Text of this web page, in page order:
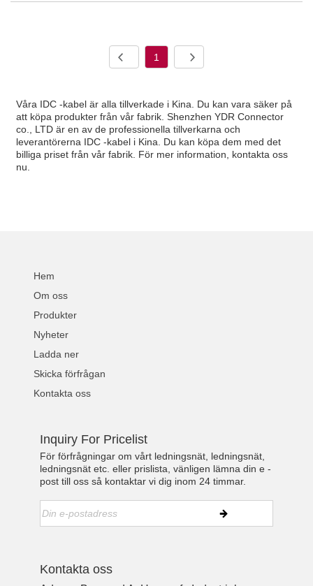
1
Våra IDC -kabel är alla tillverkade i Kina. Du kan vara säker på
att köpa produkter från vår fabrik. Shenzhen YDR Connector
co., LTD är en av de professionella tillverkarna och
leverantörerna IDC -kabel i Kina. Du kan köpa dem med det
billiga priset från vår fabrik. För mer information, kontakta oss
nu.
Hem
Om oss
Produkter
Nyheter
Ladda ner
Skicka förfrågan
Kontakta oss
Inquiry For Pricelist
För förfrågningar om vårt ledningsnät, ledningsnät,
ledningsnät etc. eller prislista, vänligen lämna din e -
post till oss så kontaktar vi dig inom 24 timmar.
Kontakta oss